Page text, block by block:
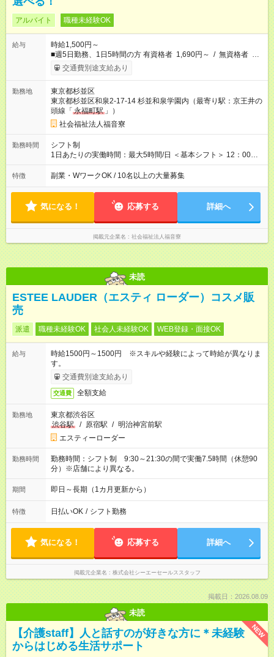
アルバイト 職種未経験OK
給与
時給1,500円～
■週5日勤務、1日5時間の方 有資格者 1,690円～ / 無資格者
1,540円～ ▽月収例 ・20日勤務×5ｈ 有資格169,000円 /無資
格 154,000円 ■週3～4日勤務、1日5時間の方 有資格者 1,650円
132,000円 /無資格 120,000円 ・12日勤務×5ｈ 有資格99,000
円 /無資格 90,000円 ◎該当資格・・・社会福祉士、保育士、教
員免許（養・幼・小・中・高）、児童指導員任用 【試用期間】
試用期間なし
交通費別途支給あり
勤務地
東京都杉並区
東京都杉並区和泉2-17-14 杉並和泉学園内（最寄り駅：京王井の
頭線「 永福町駅 」）
社会福祉法人福音寮
勤務時間
シフト制
1日あたりの実働時間：最大5時間/日 ＜基本シフト＞ 12：00～
19：15の間で5時間 ※行事などがない限り、ほぼ残業なしのた
め、定時で帰ることが可能です！ ＜学校休業期間は以下期間の
特徴 副業・WワークOK / 10名以上の大量募集
気になる！ 応募する 詳細へ
掲載元企業名 社会福祉法人福音寮
未読
ESTEE LAUDER（エスティ ローダー）コスメ販
売
派遣 職種未経験OK 社会人未経験OK WEB登録・面接OK
給与
時給1500円～1500円 ※スキルや経験によって時給が異なりま
す。
交通費別途支給あり
交通費 全額支給
勤務地
東京都渋谷区
渋谷駅
/ 原宿駅 / 明治神宮前駅
エスティーローダー
勤務時間
勤務時間：シフト制 9:30～21:30の間で実働7.5時間（休憩90
分）※店舗により異なる。
期間 即日～長期（1カ月更新から）
特徴 日払いOK / シフト勤務
気になる！ 応募する 詳細へ
掲載元企業名 株式会社シーエーセールススタッフ
掲載日：2026.08.09
未読
NEW
【介護staff】人と話すのが好きな方に＊未経験
からはじめる生活サポート